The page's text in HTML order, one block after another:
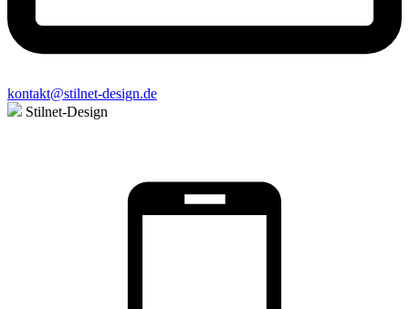
kontakt@stilnet-design.de
Stilnet-Design